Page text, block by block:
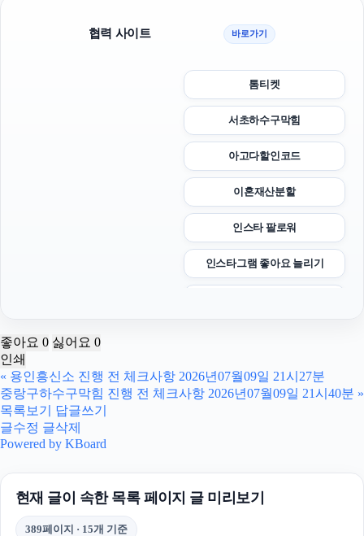
협력 사이트 바로가기
톰티켓
서초하수구막힘
아고다할인코드
이혼재산분할
인스타 팔로워
인스타그램 좋아요 늘리기
흥신소
좋아요 0 싫어요 0
인쇄
« 용인흥신소 진행 전 체크사항 2026년07월09일 21시27분
중랑구하수구막힘 진행 전 체크사항 2026년07월09일 21시40분 »
목록보기
답글쓰기
글수정 글삭제
Powered by KBoard
현재 글이 속한 목록 페이지 글 미리보기
389페이지 · 15개 기준